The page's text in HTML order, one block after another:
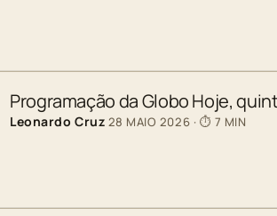
Programação da Globo Hoje,
Leonardo Cruz 28 MAIO 2026 · ⏱ 7 MIN